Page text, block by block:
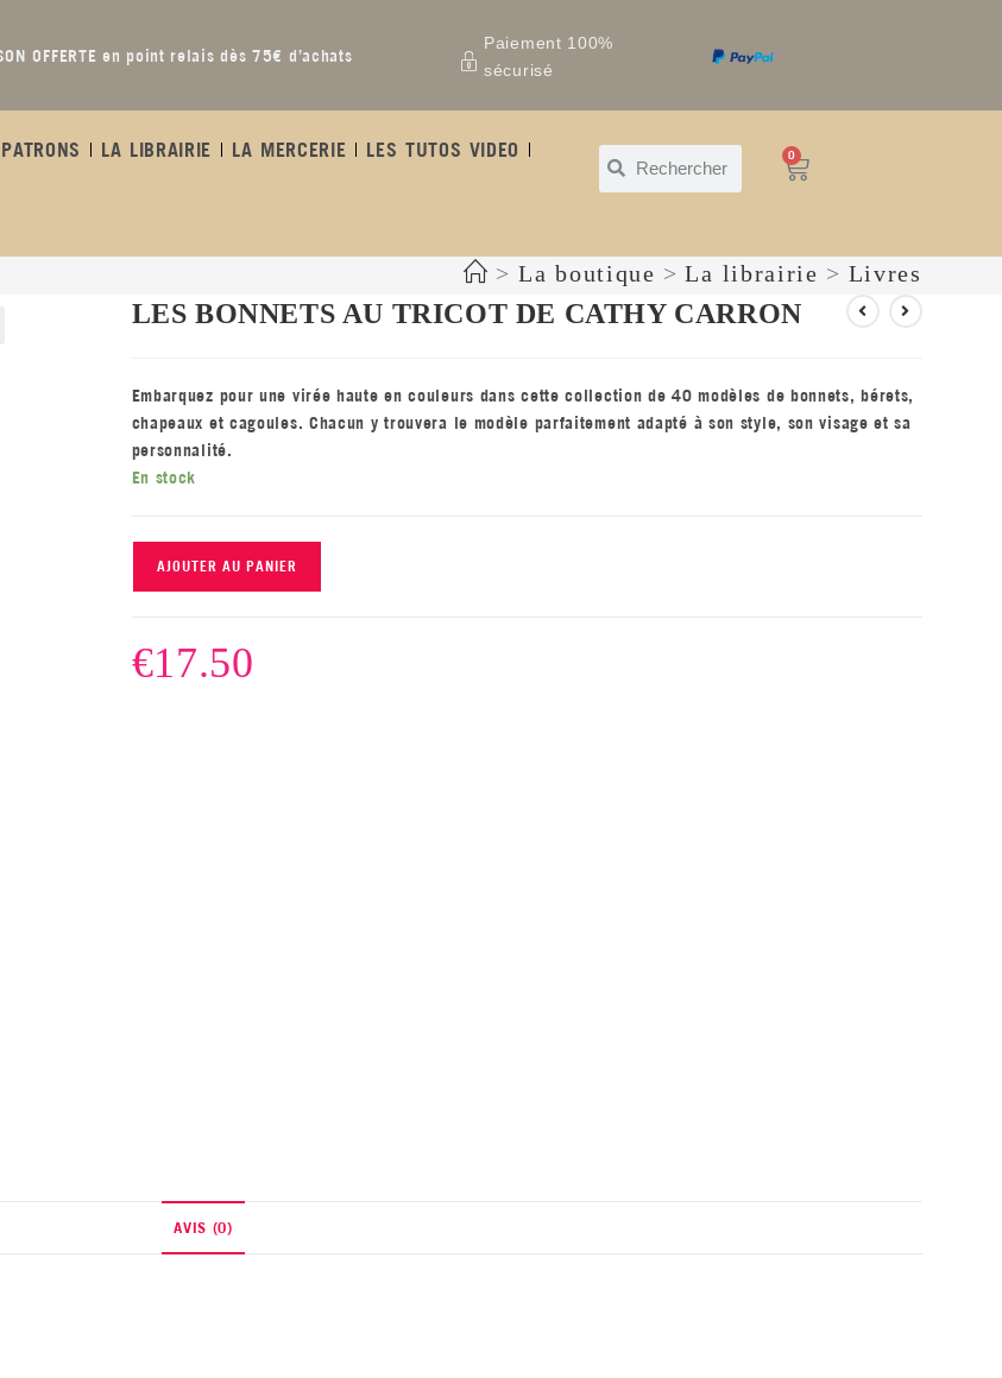
OFFERTE en point relais dès 75€ d’achats
Paiement 100%
sécurisé
LA LIBRAIRIE LA MERCERIE
LES TUTOS VIDEO
0
> La boutique > La librairie > Livres
LES BONNETS AU TRICOT DE CATHY CARRON
Embarquez pour une virée haute en couleurs dans cette collection de 40 modèles de bonnets, bérets,
chapeaux et cagoules. Chacun y trouvera le modèle parfaitement adapté à son style, son visage et sa
personnalité.
En stock
AJOUTER AU PANIER
€17.50
AVIS (0)